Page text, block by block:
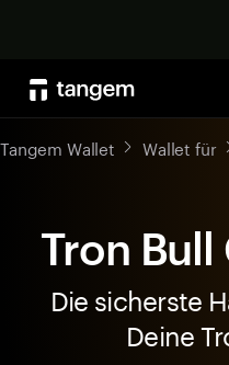
Tangem Wallet Wallet für
Tron Bull
Die sicherste
Deine